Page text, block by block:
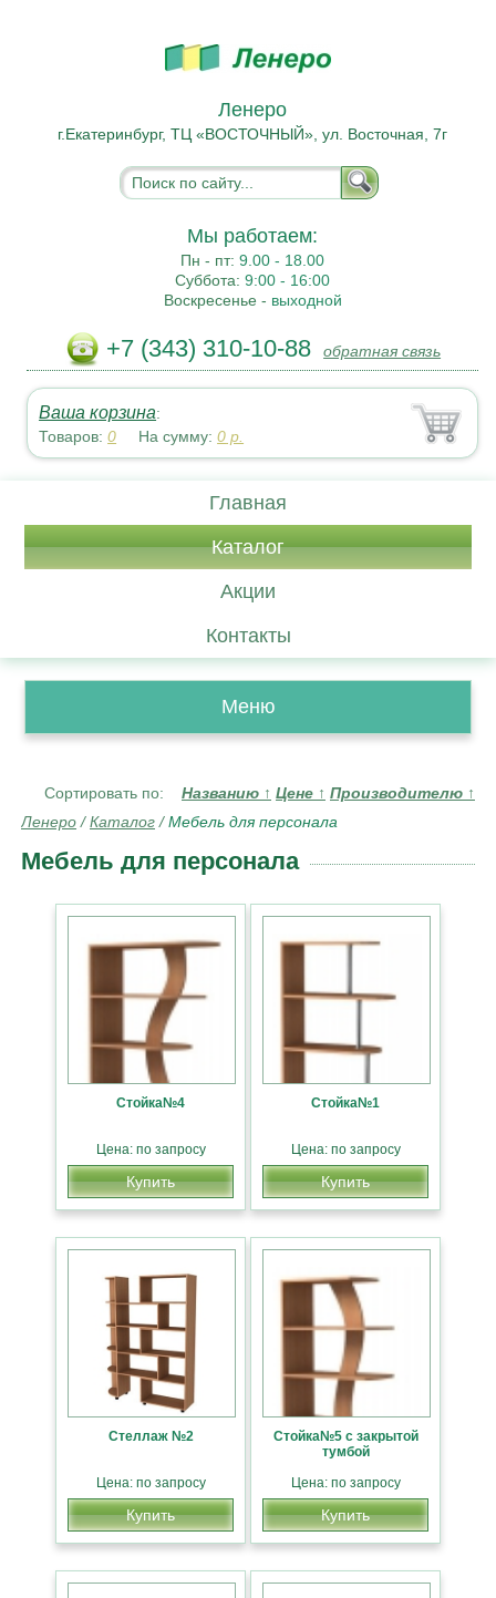
Ленеро
г.Екатеринбург, ТЦ «ВОСТОЧНЫЙ», ул. Восточная, 7г
Мы работаем:
Пн - пт:9.00 - 18.00
Суббота:9:00 - 16:00
Воскресенье - выходной
+7 (343) 310-10-88 обратная связь
Ваша корзина:
Товаров:0 На сумму:0 р.
Главная
Каталог
Акции
Контакты
Меню
Сортировать по: Названию ↑ Цене ↑ Производителю ↑
Ленеро /Каталог /Мебель для персонала
Мебель для персонала
Стойка№4
Цена: по запросу
Купить
Стойка№1
Цена: по запросу
Купить
Стеллаж №2
Цена: по запросу
Купить
Стойка№5 с закрытой
тумбой
Цена: по запросу
Купить